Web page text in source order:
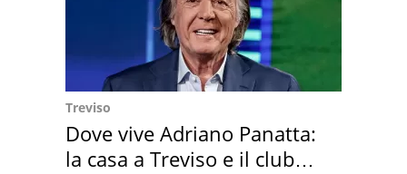
Treviso
Dove vive Adriano Panatta:
la casa a Treviso e il club